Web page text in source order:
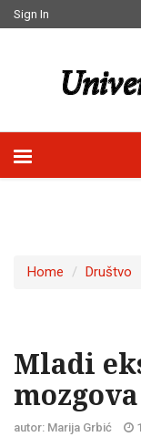
Sign In
Home Društvo
Mladi
mozgova
autor: Marija Grbić